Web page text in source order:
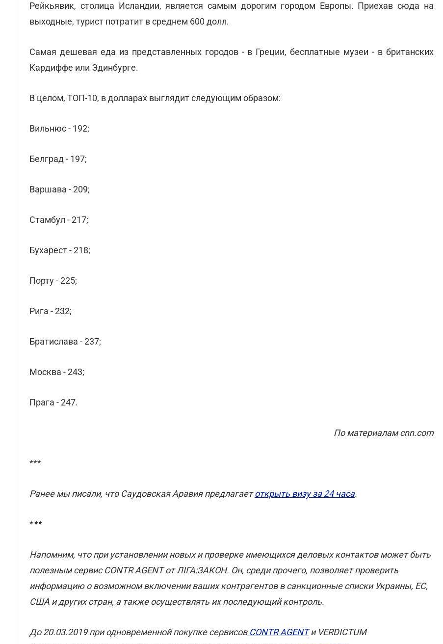
Рейкьявик, столица Исландии, является самым дорогим городом Европы. Приехав сюда на
выходные, турист потратит в среднем 600 долл.
Самая дешевая еда из представленных городов - в Греции, бесплатные музеи - в британских
Кардиффе или Эдинбурге.
В целом, ТОП-10, в долларах выглядит следующим образом:
Вильнюс - 192;
Белград - 197;
Варшава - 209;
Стамбул - 217;
Бухарест - 218;
Порту - 225;
Рига - 232;
Братислава - 237;
Москва - 243;
Прага - 247.
По материалам cnn.com
***
Ранее мы писали, что Саудовская Аравия предлагаетоткрыть визу за 24 часа.
***
Напомним, что при установлении новых и проверке имеющихся деловых контактов может быть
полезным сервис CONTR AGENT от ЛІГА:ЗАКОН. Он, среди прочего, позволяет проверить
информацию о возможном включении ваших контрагентов в санкционные списки Украины, ЕС,
США и других стран, а также осуществлять их последующий контроль.
До 20.03.2019 при одновременной покупке сервисовCONTR AGENTи VERDICTUM